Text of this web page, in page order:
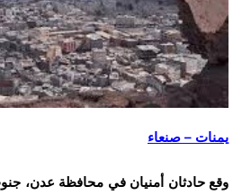
يمنات – صنعاء
وقع حادثان أمنيان في محافظة عدن،